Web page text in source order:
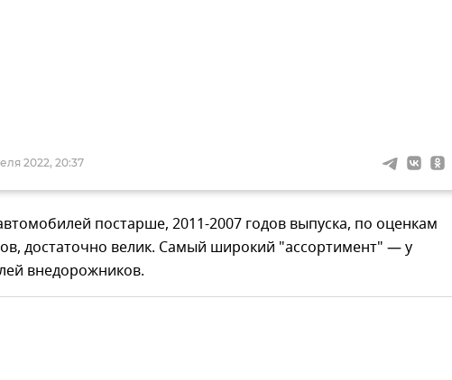
2022, 20:37
постарше, 2011-2007 годов выпуска, по оценкам
достаточно велик. Самый широкий "ассортимент" — у
внедорожников.